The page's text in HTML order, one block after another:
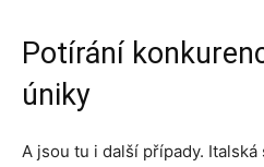
Potírání
úniky
A jsou tu i další případy.